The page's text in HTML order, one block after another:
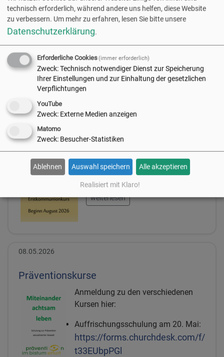
zusammen, um gemeinsam
Gottesdienst in der
Bonifatiuskirche zu feiern, ihre
Firmurkunden…
weiterlesen
08.05.2026
Erstkommunionkurs 2026/2027
Anmeldung hier:
forms.churchdesk.com/f/9sN
pXn4R-s
weiterlesen
08.05.2026
Präventionskurse
Anmeldung zu den verschiedenen
Kursen hier:
Auffrischungsschulung am 20. Mai:
https://forms.churchdesk.com/f/
t33EUbpPGl
technisch erforderlich, während andere uns helfen, diese Website
zu verbessern. Um mehr zu erfahren, lesen Sie bitte unsere
Datenschutzerklärung.
Erforderliche Cookies(immer erforderlich)
Zweck:Technisch notwendiger Dienst zur Speicherung
Ihrer Einstellungen und zur Einhaltung der gesetzlichen
Verpflichtungen
YouTube
Zweck: Externe Medien anzeigen
Matomo
Zweck: Besucher-Statistiken
Ablehnen Auswahl speichern Alle akzeptieren
Realisiert mit Klaro!